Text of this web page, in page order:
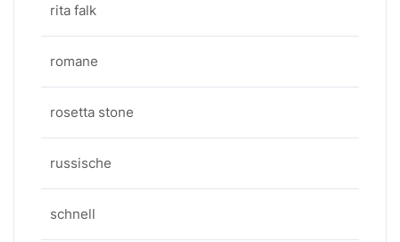
rita falk
romane
rosetta stone
russische
schnell